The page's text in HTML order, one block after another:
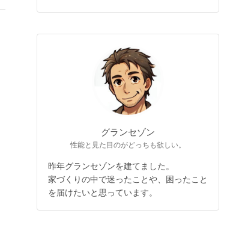
グランセゾン
性能と見た目のがどっちも欲しい。
昨年グランセゾンを建てました。
家づくりの中で迷ったことや、困ったこと
を届けたいと思っています。